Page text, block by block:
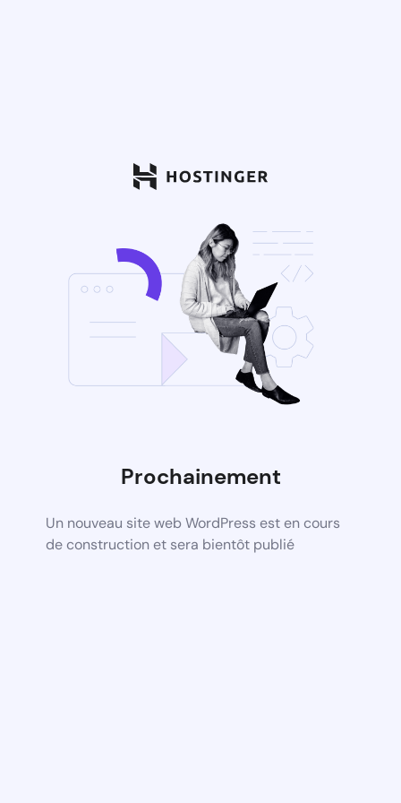
Prochainement
Un nouveau site web WordPress est en cours
de construction et sera bientôt publié